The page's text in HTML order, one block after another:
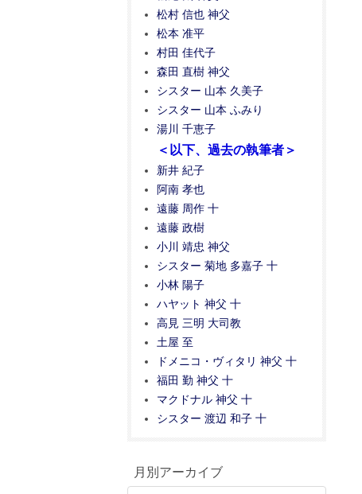
松村 信也 神父
松本 准平
村田 佳代子
森田 直樹 神父
シスター 山本 久美子
シスター 山本 ふみり
湯川 千恵子
＜以下、過去の執筆者＞
新井 紀子
阿南 孝也
遠藤 周作 十
遠藤 政樹
小川 靖忠 神父
シスター 菊地 多嘉子 十
小林 陽子
ハヤット 神父 十
高見 三明 大司教
土屋 至
ドメニコ・ヴィタリ 神父 十
福田 勤 神父 十
マクドナル 神父 十
シスター 渡辺 和子 十
月別アーカイブ